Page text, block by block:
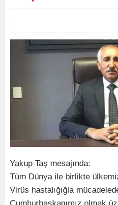
Yakup Taş mesajında:
Tüm Dünya ile birlikte
Virüs hastalığığla
Cumhurbaşkanımız olmak